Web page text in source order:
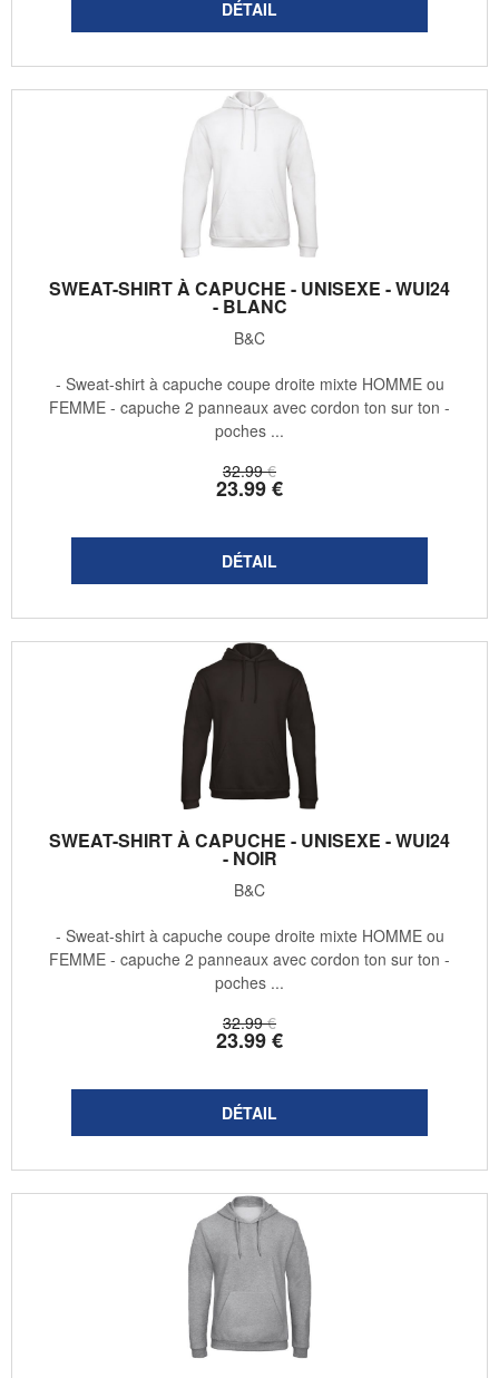
SWEAT-SHIRT À CAPUCHE - UNISEXE - WUI24
- BLANC
B&C
32.99 €
23.99€
- Sweat-shirt à capuche coupe droite mixte HOMME ou
FEMME - capuche 2 panneaux avec cordon ton sur ton -
poches ...
SWEAT-SHIRT À CAPUCHE - UNISEXE - WUI24
- NOIR
B&C
32.99 €
23.99€
- Sweat-shirt à capuche coupe droite mixte HOMME ou
FEMME - capuche 2 panneaux avec cordon ton sur ton -
poches ...